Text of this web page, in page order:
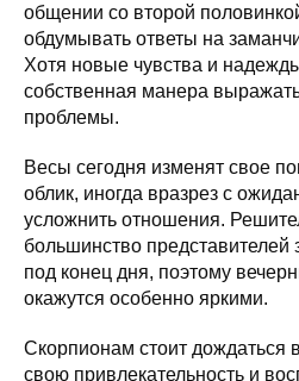
общении со второй
обдумывать ответы на
Хотя новые чувства и
собственная манера
проблемы.
Весы сегодня изменят свое
облик, иногда вразрез с
усложнить отношения.
большинство представителей
под конец дня, поэтому
окажутся особенно яркими.
Скорпионам стоит дождаться
свою привлекательность и